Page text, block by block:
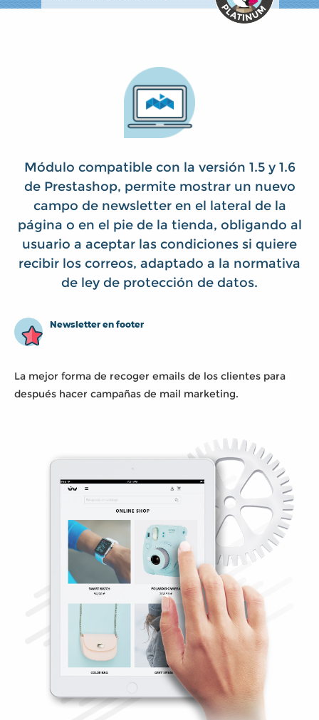
Módulo compatible con la versión 1.5 y 1.6
de Prestashop, permite mostrar un nuevo
campo de newsletter en el lateral de la
página o en el pie de la tienda, obligando al
usuario a aceptar las condiciones si quiere
recibir los correos, adaptado a la normativa
de ley de protección de datos.
Newsletter en footer
La mejor forma de recoger emails de los clientes para
después hacer campañas de mail marketing.